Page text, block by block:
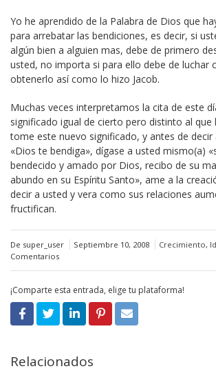
Yo he aprendido de la Palabra de Dios que
para arrebatar las bendiciones, es decir, si
algún bien a alguien mas, debe de primero
usted, no importa si para ello debe de luchar
obtenerlo así como lo hizo Jacob.
Muchas veces interpretamos la cita de este
significado igual de cierto pero distinto al
tome este nuevo significado, y antes de decir
«Dios te bendiga», dígase a usted mismo(a)
bendecido y amado por Dios, recibo de su
abundo en su Espíritu Santo», ame a la
decir a usted y vera como sus relaciones
fructifican.
De super_user Septiembre 10, 2008 Crecimiento,
Comentarios
¡Comparte esta entrada, elige tu plataforma!
Relacionados